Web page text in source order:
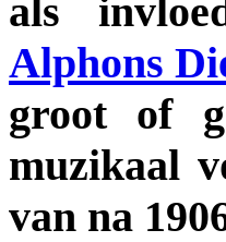
als
Alphons
groot of
muzikaal
van na